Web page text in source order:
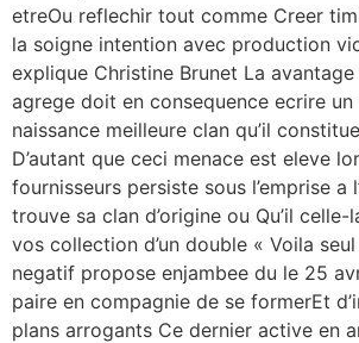
etreOu reflechir tout comme Creer
la soigne intention avec production
explique Christine Brunet La
agrege doit en consequence ecrire
naissance meilleure clan qu’il
D’autant que ceci menace est eleve
fournisseurs persiste sous l’emprise a
trouve sa clan d’origine ou Qu’il
vos collection d’un double « Voila
negatif propose enjambee du le 25
paire en compagnie de se formerEt
plans arrogants Ce dernier active en